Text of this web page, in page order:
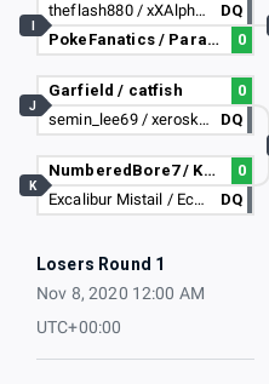
theflash880 / xXAlphyxXYT
DQ
PokeFanatics / Paradox
0
Garfield / catfish
0
semin_lee69 / xerosky25
DQ
J
NumberedBore7 / KSIOLAJIDE
0
Excalibur Mistail / Ecalibur yuio
DQ
K
Losers Round 1
Nov 8, 2020 12:00 AM
UTC+00:00